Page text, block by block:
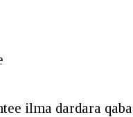
ilma dardara